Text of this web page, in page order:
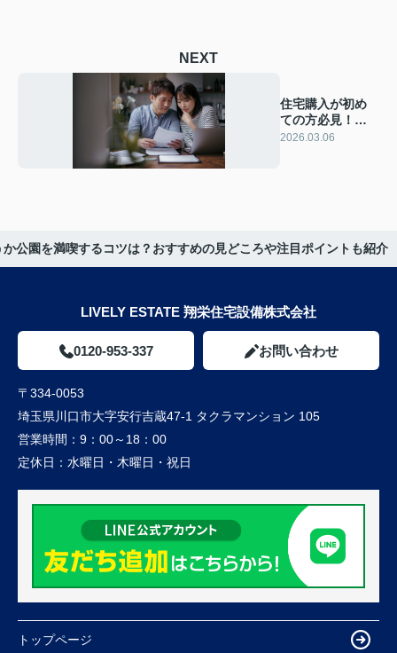
NEXT
住宅購入が初め
ての方必見！よ
くある質問とそ
2026.03.06
公園を満喫するコツは？おすすめの見どころや注目ポイントも紹介
LIVELY ESTATE 翔栄住宅設備株式会社
0120-953-337 お問い合わせ
〒334-0053
埼玉県川口市大字安行吉蔵47-1 タクラマンション 105
営業時間： 9：00～18：00
定休日： 水曜日・木曜日・祝日
トップページ